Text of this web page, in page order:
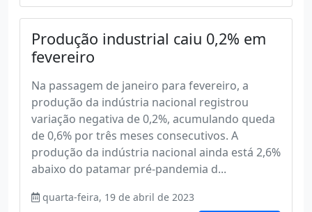
Produção industrial caiu 0,2% em
fevereiro
Na passagem de janeiro para fevereiro, a
produção da indústria nacional registrou
variação negativa de 0,2%, acumulando queda
de 0,6% por três meses consecutivos. A
produção da indústria nacional ainda está 2,6%
abaixo do patamar pré-pandemia d...
quarta-feira, 19 de abril de 2023